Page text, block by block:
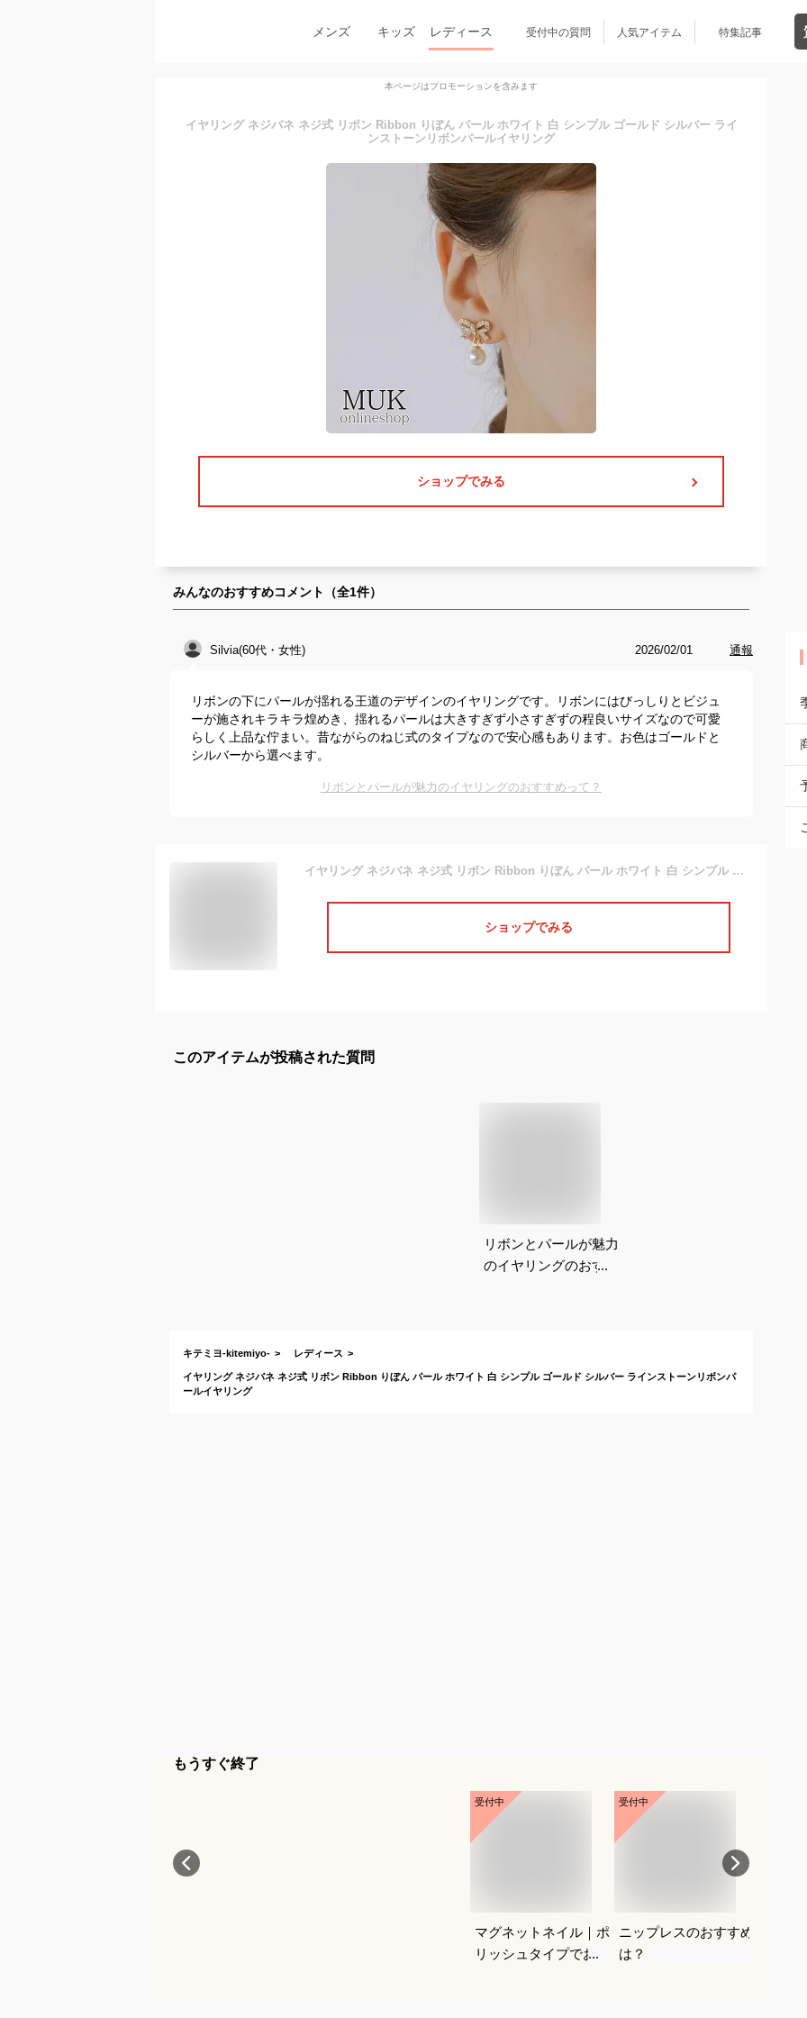
メンズ キッズ レディース 受付中の質問 人気アイテム 特集記事
本ページはプロモーションを含みます
イヤリング ネジバネ ネジ式 リボン Ribbon りぼん パール ホワイト 白 シンプル ゴールド シルバー ライ
ンストーンリボンパールイヤリング
ショップでみる
みんなのおすすめコメント（全1件）
Silvia(60代・女性) 2026/02/01 通報
リボンの下にパールが揺れる王道のデザインのイヤリングです。リボンにはびっしりとビジュ
ーが施されキラキラ煌めき、揺れるパールは大きすぎず小さすぎずの程良いサイズなので可愛
らしく上品な佇まい。昔ながらのねじ式のタイプなので安心感もあります。お色はゴールドと
シルバーから選べます。
リボンとパールが魅力のイヤリングのおすすめって？
イヤリング ネジバネ ネジ式 リボン Ribbon りぼん パール ホワイト 白 シンプル ゴールド シルバー ラインストーンリボンパールイヤリング
ショップでみる
このアイテムが投稿された質問
リボンとパールが魅力
のイヤリングのおすす
キテミヨ-kitemiyo- レディース
イヤリング ネジバネ ネジ式 リボン Ribbon りぼん パール ホワイト 白 シンプル ゴールド シルバー ラインストーンリボンパ
ールイヤリング
もうすぐ終了
受付中
マグネットネイル｜ポ
リッシュタイプでおす
受付中
ニップレスのおすすめ
は？